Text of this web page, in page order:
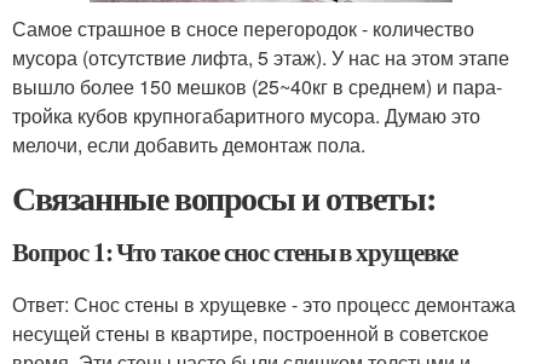
Самое страшное в сносе перегородок - количество
мусора (отсутствие лифта, 5 этаж). У нас на этом этапе
вышло более 150 мешков (25~40кг в среднем) и пара-
тройка кубов крупногабаритного мусора. Думаю это
мелочи, если добавить демонтаж пола.
Связанные вопросы и ответы:
Вопрос 1: Что такое снос стены в хрущевке
Ответ: Снос стены в хрущевке - это процесс демонтажа
несущей стены в квартире, построенной в советское